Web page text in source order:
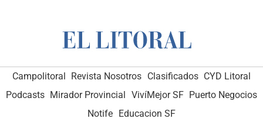
Campolitoral Revista Nosotros Clasificados CYD Litoral
Podcasts Mirador Provincial VivíMejor SF Puerto Negocios
Notife Educacion SF